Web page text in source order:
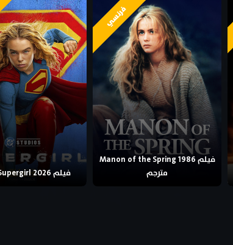
فرنسي
فيلم Manon of the Spring 1986
مترجم
فيلم Supergirl 2026 مترجم